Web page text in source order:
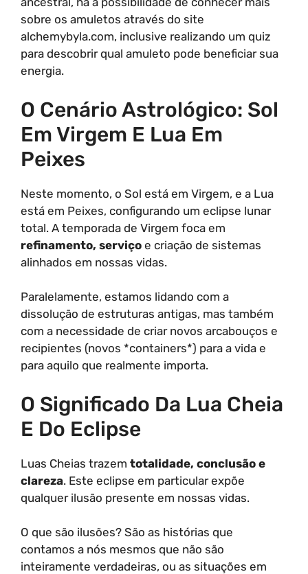
sobre os amuletos através do site
alchemybyla.com, inclusive realizando um quiz
para descobrir qual amuleto pode beneficiar sua
energia.
O Cenário Astrológico: Sol
Em Virgem E Lua Em
Peixes
Neste momento, o Sol está em Virgem, e a Lua
está em Peixes, configurando um eclipse lunar
total. A temporada de Virgem foca em
refinamento, serviço e criação de sistemas
alinhados em nossas vidas.
Paralelamente, estamos lidando com a
dissolução de estruturas antigas, mas também
com a necessidade de criar novos arcabouços e
recipientes (novos *containers*) para a vida e
para aquilo que realmente importa.
O Significado Da Lua Cheia
E Do Eclipse
Luas Cheias trazem totalidade, conclusão e
clareza. Este eclipse em particular expõe
qualquer ilusão presente em nossas vidas.
O que são ilusões? São as histórias que
contamos a nós mesmos que não são
inteiramente verdadeiras, ou as situações em